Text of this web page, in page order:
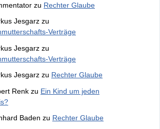
zu Rechter Glaube
Jesgarz zu
Verträge
Jesgarz zu
Verträge
Jesgarz zu Rechter Glaube
Renk zu Ein Kind um jeden
Baden zu Rechter Glaube